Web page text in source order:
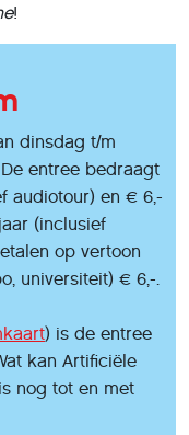
!
dinsdag t/m
De entree bedraagt
audiotour) en € 6,-
(inclusief
op vertoon
universiteit) € 6,-.
) is de entree
kan Artificiële
nog tot en met